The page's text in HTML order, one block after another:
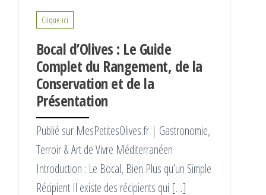
Clique ici
Bocal d’Olives : Le Guide
Complet du Rangement, de la
Conservation et de la
Présentation
Publié sur MesPetitesOlives.fr | Gastronomie,
Terroir & Art de Vivre Méditerranéen
Introduction : Le Bocal, Bien Plus qu’un Simple
Récipient Il existe des récipients qui […]